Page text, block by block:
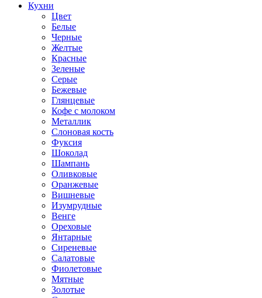
Кухни
Цвет
Белые
Черные
Желтые
Красные
Зеленые
Серые
Бежевые
Глянцевые
Кофе с молоком
Металлик
Слоновая кость
Фуксия
Шоколад
Шампань
Оливковые
Оранжевые
Вишневые
Изумрудные
Венге
Ореховые
Янтарные
Сиреневые
Салатовые
Фиолетовые
Мятные
Золотые